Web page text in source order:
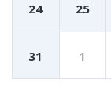
24 25
31 1